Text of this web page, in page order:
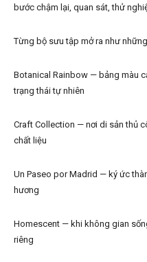
bước chậm lại, quan sát, thử
Từng bộ sưu tập mở ra như
Botanical Rainbow — bảng màu
trạng thái tự nhiên
Craft Collection — nơi di sản thủ
chất liệu
Un Paseo por Madrid — ký ức
hương
Homescent — khi không gian
riêng